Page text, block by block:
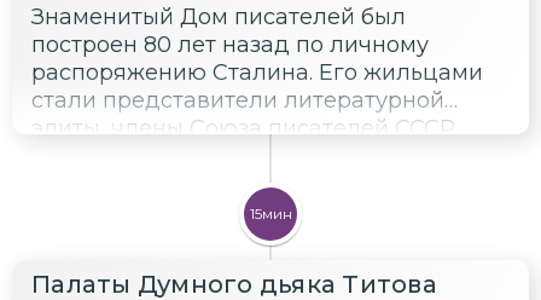
Знаменитый Дом писателей был
построен 80 лет назад по личному
распоряжению Сталина. Его жильцами
стали представители литературной
элиты, члены Союза писателей СССР,
Петров, К. Паустовский, М. Пришвин, В.
Каверин, Ю. Олеша, В. Катаев, Б.
15мин
Палаты Думного дьяка Титова